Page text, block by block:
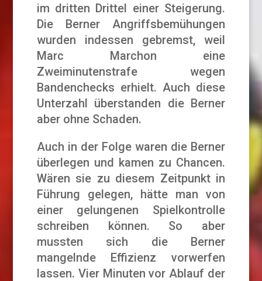
im dritten Drittel einer Steigerung.
Die Berner Angriffsbemühungen
wurden indessen gebremst, weil
Marc Marchon eine
Zweiminutenstrafe wegen
Bandenchecks erhielt. Auch diese
Unterzahl überstanden die Berner
aber ohne Schaden.
Auch in der Folge waren die Berner
überlegen und kamen zu Chancen.
Wären sie zu diesem Zeitpunkt in
Führung gelegen, hätte man von
einer gelungenen Spielkontrolle
schreiben können. So aber
mussten sich die Berner
mangelnde Effizienz vorwerfen
lassen. Vier Minuten vor Ablauf der